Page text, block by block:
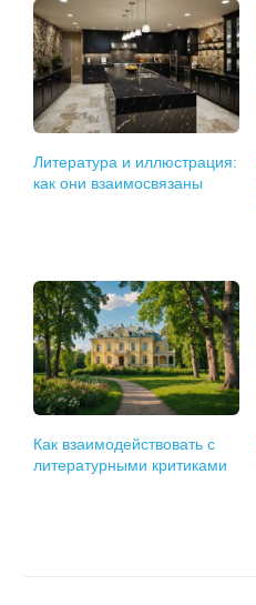
Литература и иллюстрация:
как они взаимосвязаны
Как взаимодействовать с
литературными критиками